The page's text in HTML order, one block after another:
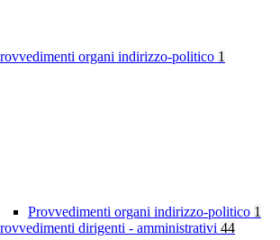
organi indirizzo-politico 1
Provvedimenti organi indirizzo-politico 1
dirigenti - amministrativi 44